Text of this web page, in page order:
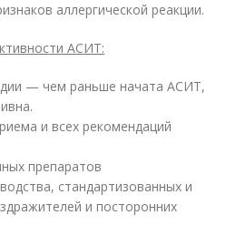
аллергической реакции.
АСИТ:
— чем раньше начата АСИТ,
и всех рекомендаций
препаратов
стандартизованных и
и посторонних